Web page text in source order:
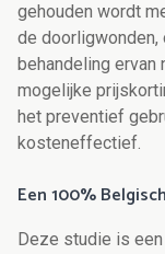
gehouden wordt
de
behandeling
mogelijke
het preventief
kosteneffectief.
Een 100%
Deze studie is